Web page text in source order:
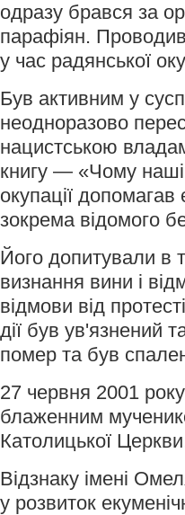
одразу брався за
парафіян. Проводив
у час радянської
Був активним у
неодноразово
нацистською
книгу — «Чому наші
окупації
зокрема відомого
Його допитували в
визнання вини і
відмови від
дії був ув'язнений
помер та був
27 червня 2001
блаженним
Католицької
Відзнаку імені
у розвиток